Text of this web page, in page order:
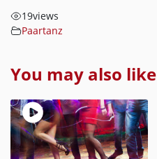
19views
Paartanz
You may also like